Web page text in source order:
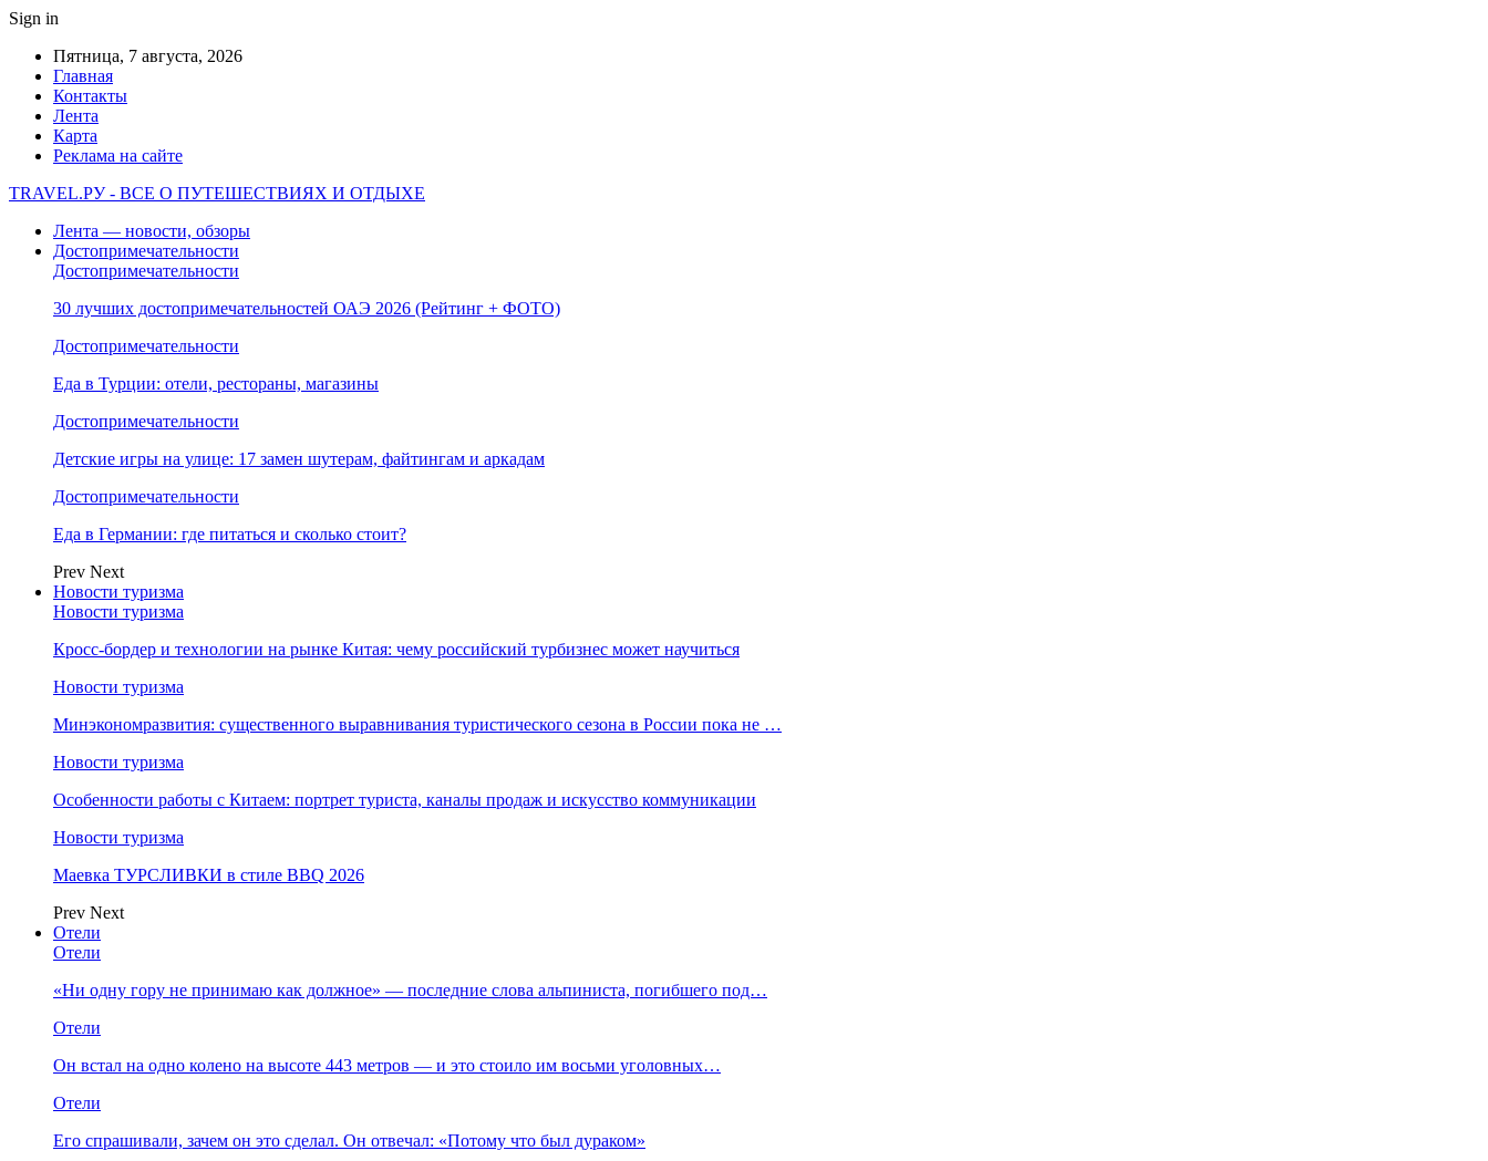
Sign in
Пятница, 7 августа, 2026
Главная
Контакты
Лента
Карта
Реклама на сайте
TRAVEL.РУ - ВСЕ О ПУТЕШЕСТВИЯХ И ОТДЫХЕ
Лента — новости, обзоры
Достопримечательности
Достопримечательности
30 лучших достопримечательностей ОАЭ 2026 (Рейтинг + ФОТО)
Достопримечательности
Еда в Турции: отели, рестораны, магазины
Достопримечательности
Детские игры на улице: 17 замен шутерам, файтингам и аркадам
Достопримечательности
Еда в Германии: где питаться и сколько стоит?
Prev Next
Новости туризма
Новости туризма
Кросс-бордер и технологии на рынке Китая: чему российский турбизнес может научиться
Новости туризма
Минэкономразвития: существенного выравнивания туристического сезона в России пока не …
Новости туризма
Особенности работы с Китаем: портрет туриста, каналы продаж и искусство коммуникации
Новости туризма
Маевка ТУРСЛИВКИ в стиле BBQ 2026
Prev Next
Отели
Отели
«Ни одну гору не принимаю как должное» — последние слова альпиниста, погибшего под…
Отели
Он встал на одно колено на высоте 443 метров — и это стоило им восьми уголовных…
Отели
Его спрашивали, зачем он это сделал. Он отвечал: «Потому что был дураком»